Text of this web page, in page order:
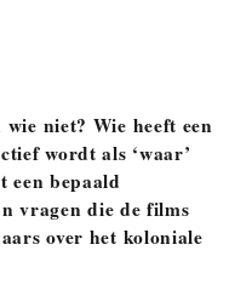
niet? Wie heeft een
wordt als ‘waar’
een bepaald
vragen die de films
over het koloniale